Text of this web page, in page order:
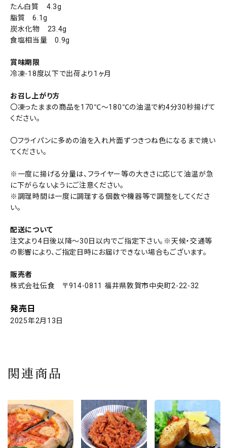
たん白質 4.3g
脂質 6.1g
炭水化物 23.4g
食塩相当量 0.9g
賞味期限
冷凍-18度以下で出荷より1ヶ月
お召し上がり方
〇凍ったままの商品を170℃～180℃の油温で約4分30秒揚げて
ください。
〇フライパンに多めの油を入れ片面ずつきつね色になるまで焼い
てください。
※一度に揚げる分量は、フライヤー等の大きさに応じて油温が急
に下がらないようにご注意ください。
※調理時間は一度に調理する個数や機器等で調整をしてくださ
い。
配送について
注文より4日後以降～30日以内でご指定下さい。※天候・交通等
の影響により、ご指定日時にお届けできない場合もございます。
販売者
株式会社伝食 〒914-0811 福井県敦賀市中央町2-22-32
発売日
2025年2月13日
関連商品